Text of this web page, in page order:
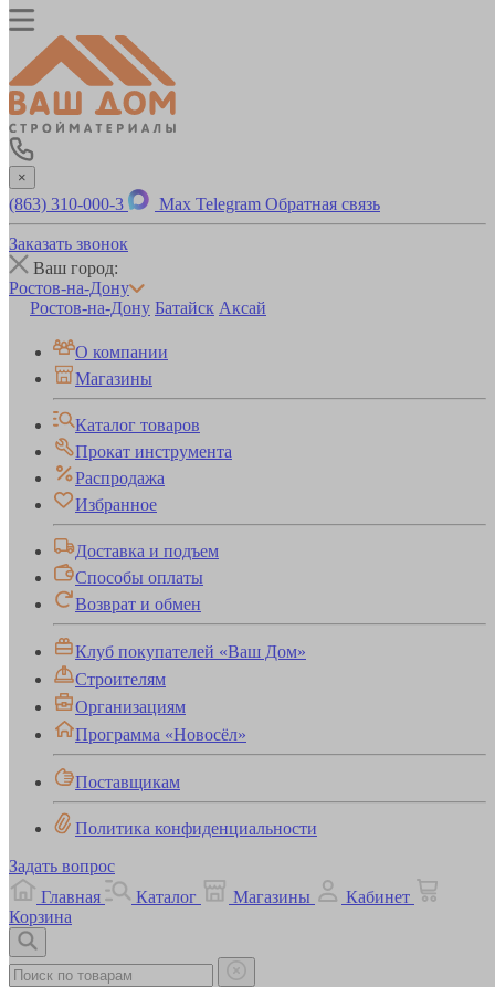
×
(863) 310-000-3 Max Telegram Обратная связь
Заказать звонок
Ваш город:
Ростов-на-Дону
Ростов-на-Дону Батайск Аксай
О компании
Магазины
Каталог товаров
Прокат инструмента
Распродажа
Избранное
Доставка и подъем
Способы оплаты
Возврат и обмен
Клуб покупателей «Ваш Дом»
Строителям
Организациям
Программа «Новосёл»
Поставщикам
Политика конфиденциальности
Задать вопрос
Главная
Каталог Магазины
Кабинет
Корзина